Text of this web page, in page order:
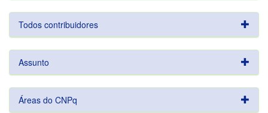
Todos contribuidores
Assunto
Áreas do CNPq